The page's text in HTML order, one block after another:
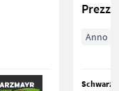
Anno